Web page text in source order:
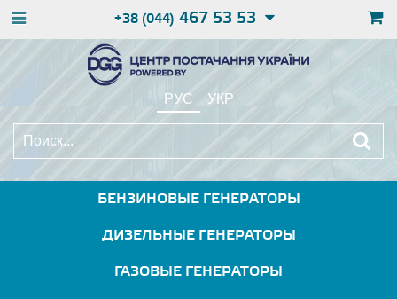
+38 (044) 467 53 53
РУС УКР
БЕНЗИНОВЫЕ ГЕНЕРАТОРЫ
ДИЗЕЛЬНЫЕ ГЕНЕРАТОРЫ
ГАЗОВЫЕ ГЕНЕРАТОРЫ